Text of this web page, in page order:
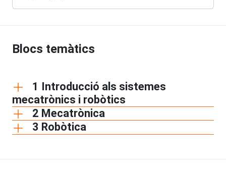
Blocs temàtics
1 Introducció als sistemes
mecatrònics i robòtics
2 Mecatrònica
3 Robòtica